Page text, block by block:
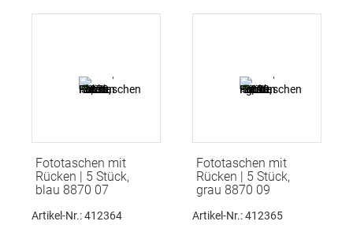
Fototaschen mit
Rücken | 5 Stück,
blau 8870 07
Artikel-Nr.: 412364
Fototaschen mit
Rücken | 5 Stück,
grau 8870 09
Artikel-Nr.: 412365